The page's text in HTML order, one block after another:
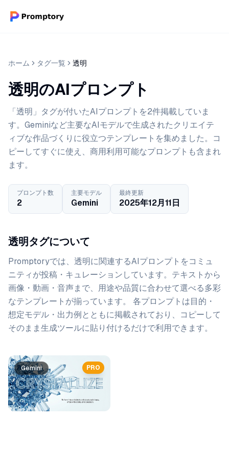
ホーム タグ一覧 透明
透明のAIプロンプト
「透明」タグが付いたAIプロンプトを2件掲載していま
す。Geminiなど主要なAIモデルで生成されたクリエイテ
ィブな作品づくりに役立つテンプレートを集めました。コ
ピーしてすぐに使え、商用利用可能なプロンプトも含まれ
ます。
プロンプト数
2
主要モデル
Gemini
最終更新
2025年12月11日
透明タグについて
Promptoryでは、 透明に関連するAIプロンプトをコミュ
ニティが投稿・キュレーションしています。 テキストから
画像・動画・音声まで、用途や品質に合わせて選べる多彩
なテンプレートが揃っています。 各プロンプトは目的・
想定モデル・出力例とともに掲載されており、コピーして
そのまま生成ツールに貼り付けるだけで利用できます。
プロンプト一覧
PRO
Gemini